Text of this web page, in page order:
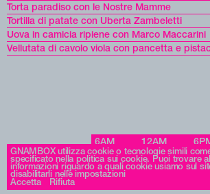
Torta paradiso con le Nostre Mamme
Tortilla di patate con Uberta Zambeletti
Uova in camicia ripiene con Marco Maccarini
Vellutata di cavolo viola con pancetta e
Archives
6AM 12AM
GNAMBOX utilizza cookie o tecnologie simili
specificato nella politica sui cookie. Puoi trovare
informazioni riguardo a quali cookie usiamo sul
disabilitarli nelle impostazioni
Accetta Rifiuta